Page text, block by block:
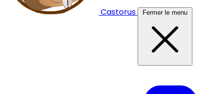
Castorus Fermer le menu